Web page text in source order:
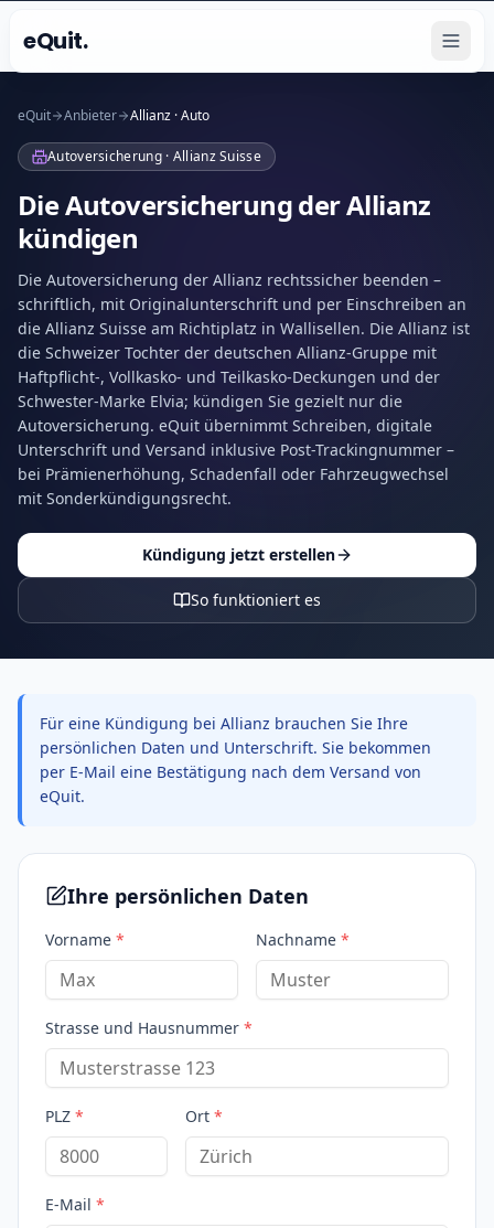
eQuit.
eQuit Anbieter Allianz · Auto
Autoversicherung · Allianz Suisse
Die Autoversicherung der Allianz
kündigen
Die Autoversicherung der Allianz rechtssicher beenden –
schriftlich, mit Originalunterschrift und per Einschreiben an
die Allianz Suisse am Richtiplatz in Wallisellen. Die Allianz ist
die Schweizer Tochter der deutschen Allianz-Gruppe mit
Haftpflicht-, Vollkasko- und Teilkasko-Deckungen und der
Schwester-Marke Elvia; kündigen Sie gezielt nur die
Autoversicherung. eQuit übernimmt Schreiben, digitale
Unterschrift und Versand inklusive Post-Trackingnummer –
bei Prämienerhöhung, Schadenfall oder Fahrzeugwechsel
mit Sonderkündigungsrecht.
Kündigung jetzt erstellen
So funktioniert es
Für eine Kündigung bei Allianz brauchen Sie Ihre
persönlichen Daten und Unterschrift. Sie bekommen
per E-Mail eine Bestätigung nach dem Versand von
eQuit.
Ihre persönlichen Daten
Vorname * Nachname *
Strasse und Hausnummer *
PLZ * Ort *
E-Mail *